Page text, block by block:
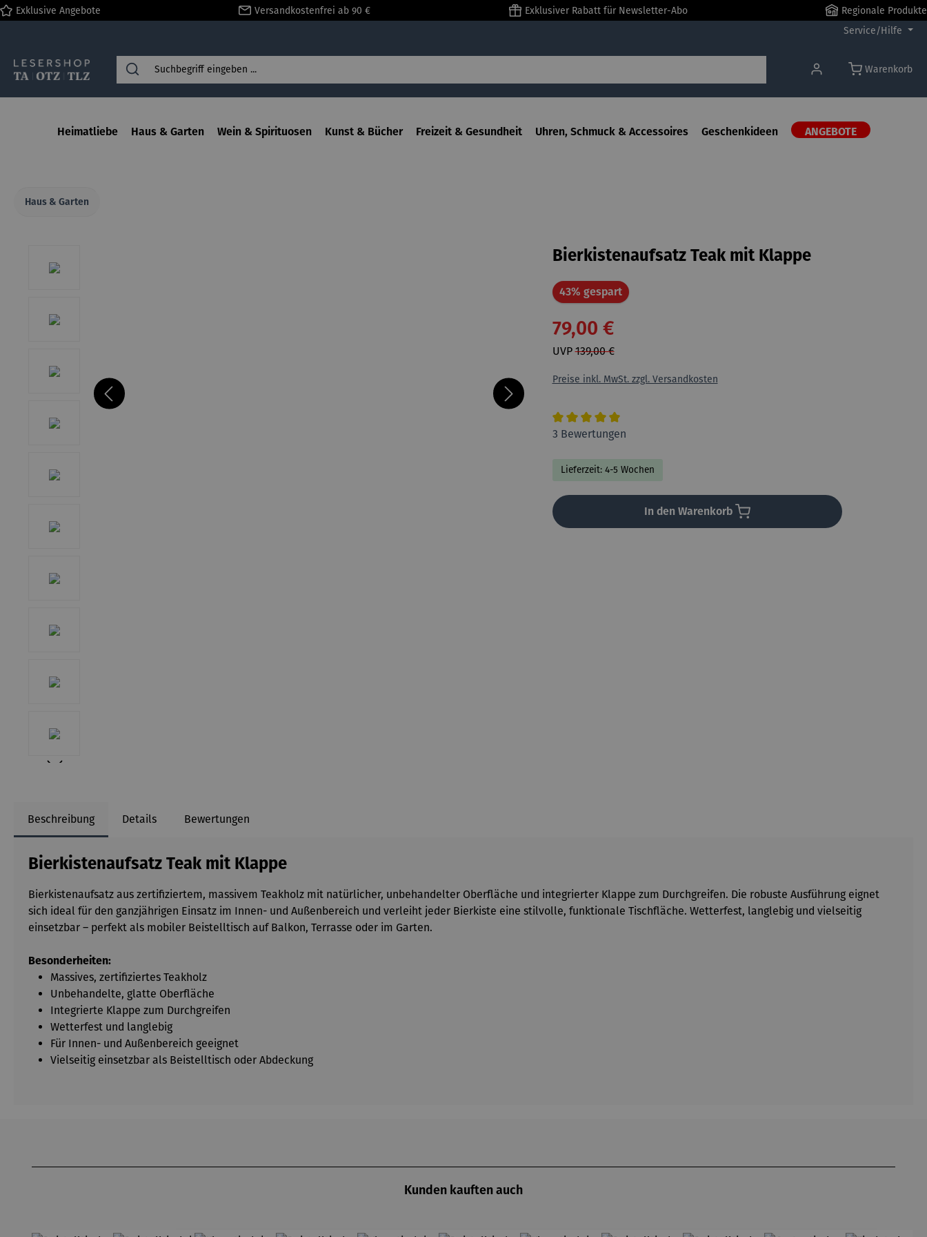
Zur Hauptnavigation springen
Exklusive Angebote Versandkostenfrei ab 90 € Exklusiver Rabatt für Newsletter-Abo
Regionale Produkte
Service/Hilfe
Warenkorb
Heimatliebe Haus & Garten Wein & Spirituosen Kunst & Bücher Freizeit & Gesundheit Uhren, Schmuck & Accessoires Geschenkideen ANGEBOTE
Haus & Garten
Bierkistenaufsatz Teak mit Klappe
43% gespartRabatt
79,00 €
UVP139,00 €
Preise inkl. MwSt. zzgl. Versandkosten
Durchschnittliche Bewertung von 5 von 5 Sternen
3 Bewertungen
Lieferzeit: 4-5 Wochen
In den Warenkorb
Beschreibung Details Bewertungen
Bierkistenaufsatz Teak mit Klappe
Bierkistenaufsatz aus zertifiziertem, massivem Teakholz mit natürlicher, unbehandelter Oberfläche und integrierter Klappe zum Durchgreifen. Die robuste Ausführung eignet
sich ideal für den ganzjährigen Einsatz im Innen- und Außenbereich und verleiht jeder Bierkiste eine stilvolle, funktionale Tischfläche. Wetterfest, langlebig und vielseitig
einsetzbar – perfekt als mobiler Beistelltisch auf Balkon, Terrasse oder im Garten.
Besonderheiten:
Massives, zertifiziertes Teakholz
Unbehandelte, glatte Oberfläche
Integrierte Klappe zum Durchgreifen
Wetterfest und langlebig
Für Innen- und Außenbereich geeignet
Vielseitig einsetzbar als Beistelltisch oder Abdeckung
Kunden kauften auch